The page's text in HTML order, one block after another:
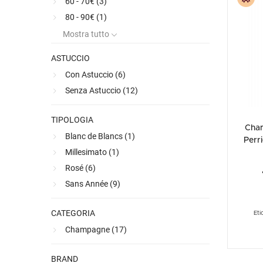
Ribolla
Tutte
Poretti
Tutti i
Umbria
Tutte
80 - 90€ (1)
Mostra tutto
ASTUCCIO
Con Astuccio (6)
Senza Astuccio (12)
TIPOLOGIA
Blanc de Blancs (1)
Millesimato (1)
Rosé (6)
Sans Année (9)
CATEGORIA
Champagne (17)
BRAND
Premiato